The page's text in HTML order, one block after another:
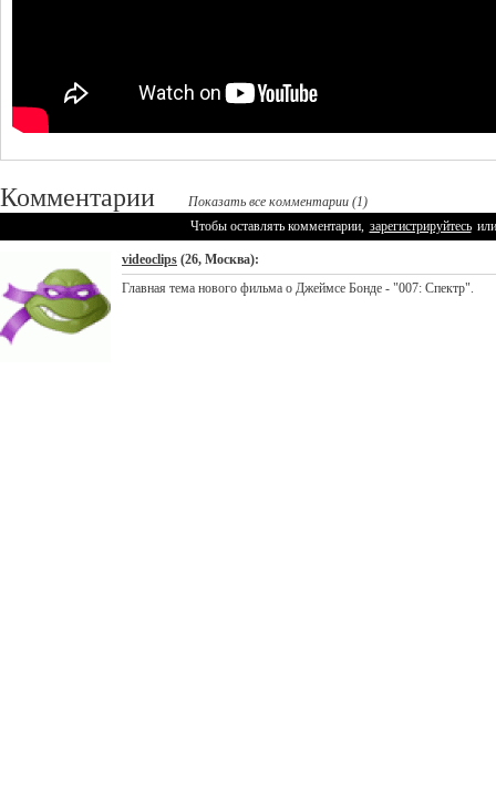
Комментарии
Показать все комментарии (1)
Чтобы оставлять комментарии, зарегистрируйтесь или
videoclips (26, Москва):
Главная тема нового фильма о Джеймсе Бонде - "007: Спектр".